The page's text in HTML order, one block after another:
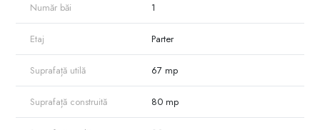
Număr băi 1
Etaj Parter
Suprafață utilă 67 mp
Suprafață construită 80 mp